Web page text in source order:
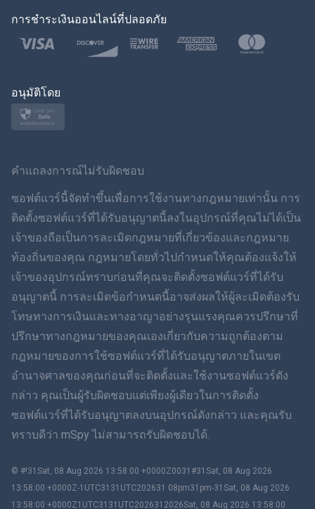
ภาษาไทย
โปแลนด์
ภาษาไทย
Dansk
ฮินดี
ภาษาฮีบรู
โรมาเนีย
กรีก
การชำระเงินออนไลน์ที่ปลอดภัย
อนุมัติโดย
คำแถลงการณ์ไม่รับผิดชอบ
ซอฟต์แวร์นี้จัดทำขึ้นเพื่อการใช้งานทางกฎหมายเท่านั้น การ
ติดตั้งซอฟต์แวร์ที่ได้รับอนุญาตนี้ลงในอุปกรณ์ที่คุณไม่ได้เป็น
เจ้าของถือเป็นการละเมิดกฎหมายที่เกี่ยวข้องและกฎหมาย
ท้องถิ่นของคุณ กฎหมายโดยทั่วไปกำหนดให้คุณต้องแจ้งให้
เจ้าของอุปกรณ์ทราบก่อนที่คุณจะติดตั้งซอฟต์แวร์ที่ได้รับ
อนุญาตนี้ การละเมิดข้อกำหนดนี้อาจส่งผลให้ผู้ละเมิดต้องรับ
โทษทางการเงินและทางอาญาอย่างรุนแรงคุณควรปรึกษาที่
ปรึกษาทางกฎหมายของคุณเองเกี่ยวกับความถูกต้องตาม
กฎหมายของการใช้ซอฟต์แวร์ที่ได้รับอนุญาตภายในเขต
อำนาจศาลของคุณก่อนที่จะติดตั้งและใช้งานซอฟต์แวร์ดัง
กล่าว คุณเป็นผู้รับผิดชอบแต่เพียงผู้เดียวในการติดตั้ง
ซอฟต์แวร์ที่ได้รับอนุญาตลงบนอุปกรณ์ดังกล่าว และคุณรับ
ทราบดีว่า mSpy ไม่สามารถรับผิดชอบได้.
© #!31Sat, 08 Aug 2026 13:58:00 +0000Z0031#31Sat, 08 Aug 2026
13:58:00 +0000Z-1UTC3131UTC202631 08pm31pm-31Sat, 08 Aug 2026
13:58:00 +0000Z1UTC3131UTC2026312026Sat, 08 Aug 2026 13:58:00